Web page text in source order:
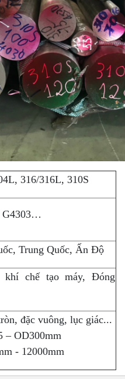
316/316L, 310S
G4303…
Trung Quốc, Ấn Độ
khí chế tạo máy, Đóng
đặc vuông, lục giác...
– OD300mm
- 12000mm